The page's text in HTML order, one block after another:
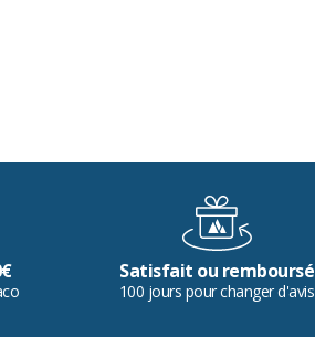
Satisfait ou remboursé
100 jours pour changer d'avis